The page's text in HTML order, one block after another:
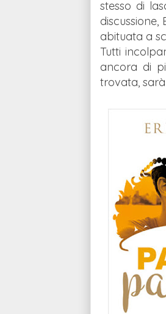
stesso di
abituata a
Tutti
ancora di
trovata,